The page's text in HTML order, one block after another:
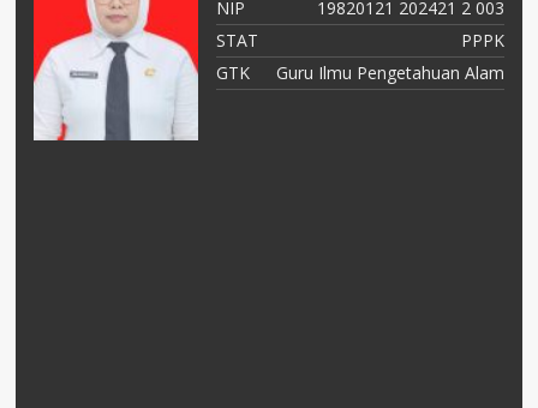
NIP
19820121 202421 2 003
STAT
PPPK
GTK
Guru Ilmu Pengetahuan Alam